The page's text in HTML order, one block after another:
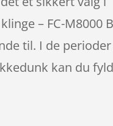
– FC-M8000
til. I de perioder
kan du